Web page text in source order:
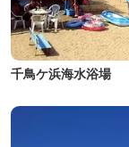
千鳥ケ浜海水浴場